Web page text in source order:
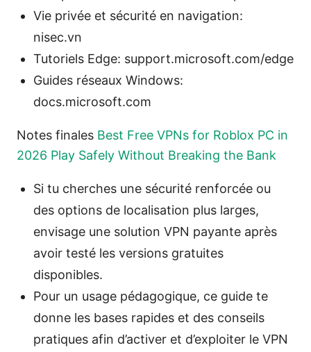
Vie privée et sécurité en navigation:
nisec.vn
Tutoriels Edge: support.microsoft.com/edge
Guides réseaux Windows:
docs.microsoft.com
Notes finales Best Free VPNs for Roblox PC in
2026 Play Safely Without Breaking the Bank
Si tu cherches une sécurité renforcée ou
des options de localisation plus larges,
envisage une solution VPN payante après
avoir testé les versions gratuites
disponibles.
Pour un usage pédagogique, ce guide te
donne les bases rapides et des conseils
pratiques afin d’activer et d’exploiter le VPN